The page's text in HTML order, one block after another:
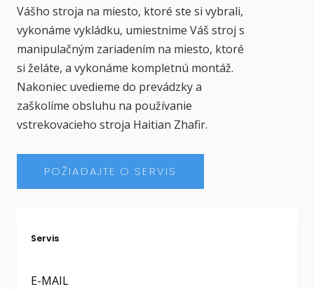
Vášho stroja na miesto, ktoré ste si vybrali,
vykonáme vykládku, umiestnime Váš stroj s
manipulačným zariadením na miesto, ktoré
si želáte, a vykonáme kompletnú montáž.
Nakoniec uvedieme do prevádzky a
zaškolíme obsluhu na používanie
vstrekovacieho stroja Haitian Zhafir.
POŽIADAJTE O SERVIS
Servis
E-MAIL